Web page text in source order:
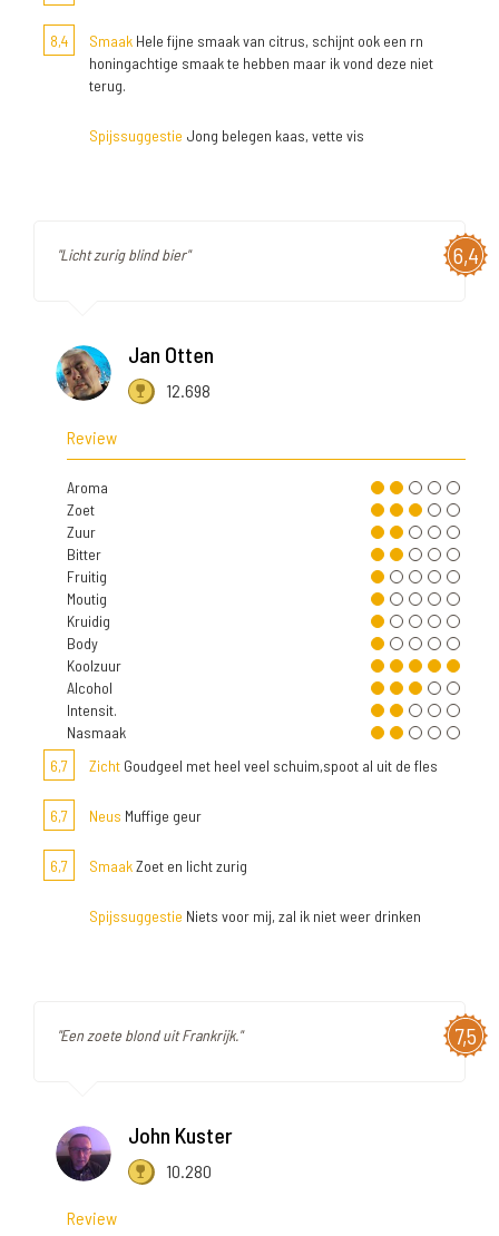
8,4 Smaak Hele fijne smaak van citrus, schijnt ook een rn
honingachtige smaak te hebben maar ik vond deze niet
terug.
Spijssuggestie Jong belegen kaas, vette vis
6,4
"Licht zurig blind bier"
Jan Otten
12.698
Review
Aroma
Zoet
Zuur
Bitter
Fruitig
Moutig
Kruidig
Body
Koolzuur
Alcohol
Intensit.
Nasmaak
6,7
Zicht Goudgeel met heel veel schuim,spoot al uit de fles
6,7 Neus Muffige geur
6,7 SmaakZoet en licht zurig
Spijssuggestie Niets voor mij, zal ik niet weer drinken
7,5
"Een zoete blond uit Frankrijk."
John Kuster
10.280
Review